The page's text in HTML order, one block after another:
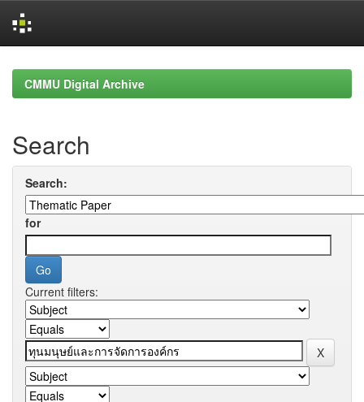
navigationCMMU Digital Archive
Search
Search:
for
Current filters: